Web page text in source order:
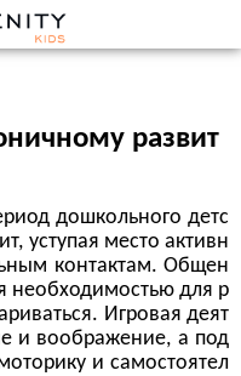
развит
дошкольного детс
уступая место активн
контактам. Общен
необходимостью для р
Игровая деят
и воображение, а под
и самостоятел